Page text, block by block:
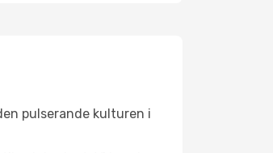
pulserande kulturen i